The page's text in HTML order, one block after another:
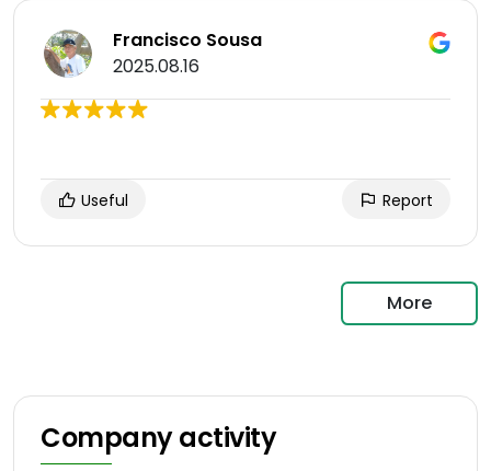
Francisco Sousa
2025.08.16
Useful Report
More
Company activity